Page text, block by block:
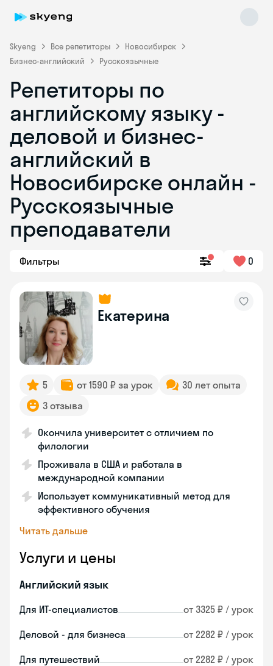
Skyeng Все репетиторы
Новосибирск
Бизнес-английский
Русскоязычные
Репетиторы по
английскому языку -
деловой и бизнес-
английский в
Новосибирске онлайн -
Русскоязычные
преподаватели
Фильтры 0
Екатерина
5 от 1590 ₽ за урок
30 лет опыта
3 отзыва
Окончила университет с отличием по
филологии
Проживала в США и работала в
международной компании
Использует коммуникативный метод для
эффективного обучения
Читать дальше
Услуги и цены
Английский язык
Для ИТ-специалистов от 3325 ₽ / урок
Деловой - для бизнеса от 2282 ₽ / урок
Для путешествий от 2282 ₽ / урок
Skyeng Chat